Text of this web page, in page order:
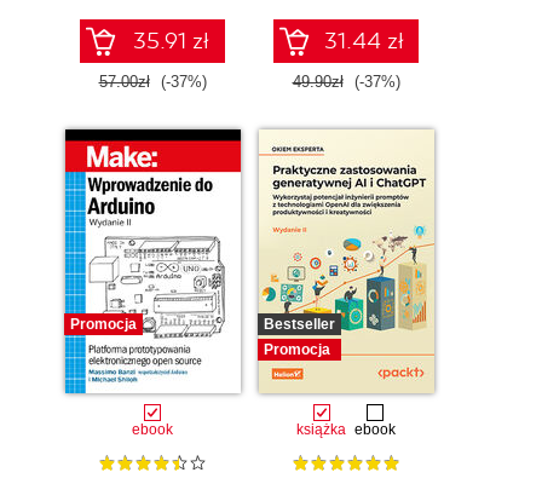
35.91 zł
57.00zł (-37%)
31.44 zł
49.90zł (-37%)
Promocja
ebook
Bestseller
Promocja
książka ebook